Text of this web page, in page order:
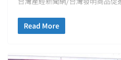
Read More